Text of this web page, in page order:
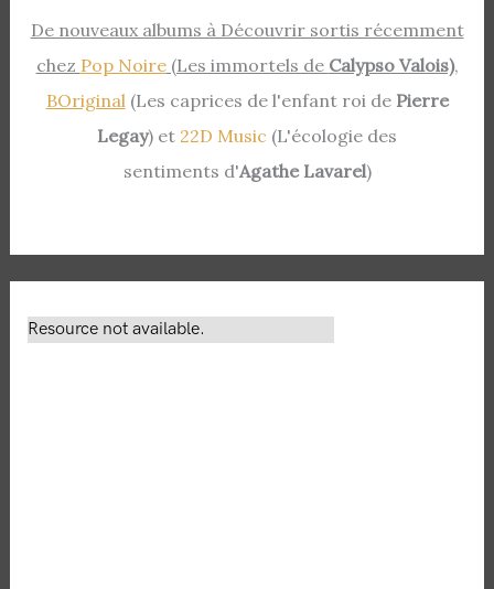
De nouveaux albums à Découvrir sortis récemment
chez Pop Noire(Les immortels de Calypso Valois),
BOriginal(Les caprices de l'enfant roi de Pierre
Legay) et 22D Music (L'écologie des
sentiments d'Agathe Lavarel)